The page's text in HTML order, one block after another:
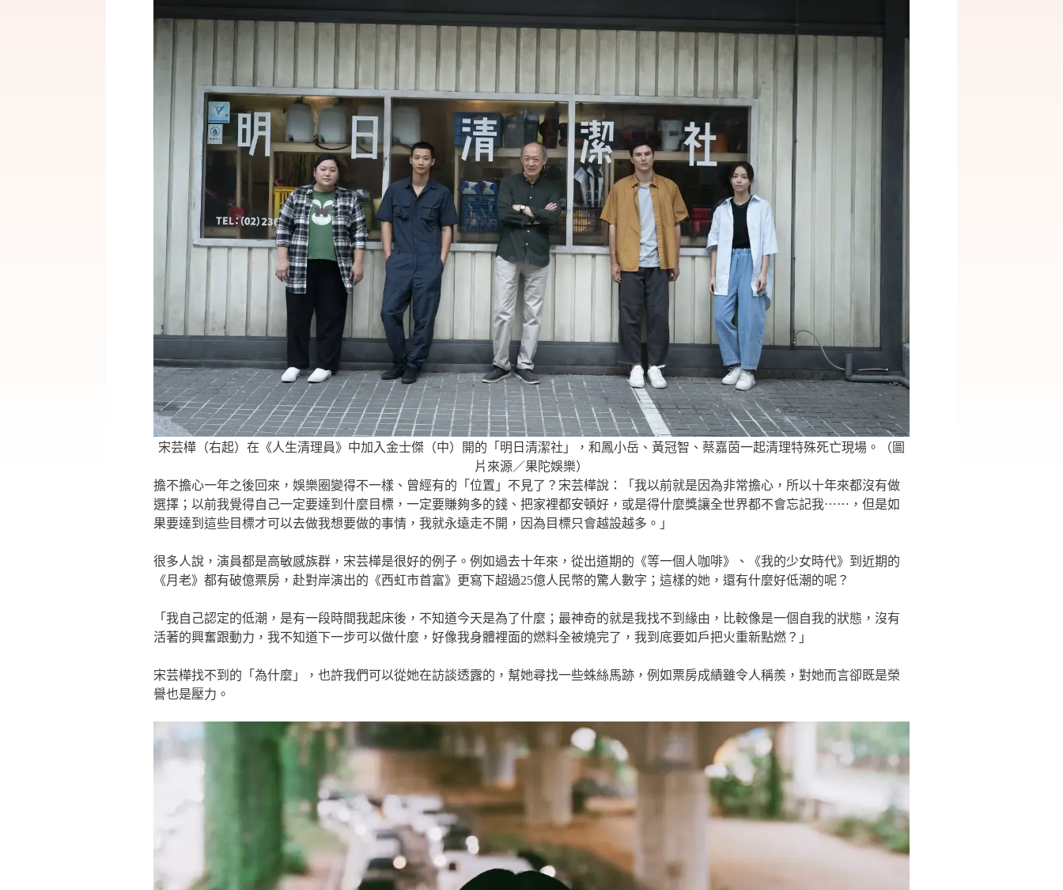
宋芸樺（右起）在《人生清理員》中加入金士傑（中）開的「明日清潔社」，和鳳小岳、黃冠智、蔡嘉茵一起清理特殊死亡現場。（圖
片來源／果陀娛樂）
擔不擔心一年之後回來，娛樂圈變得不一樣、曾經有的「位置」不見了？宋芸樺說：「我以前就是因為非常擔心，所以十年來都沒有做
選擇；以前我覺得自己一定要達到什麼目標，一定要賺夠多的錢、把家裡都安頓好，或是得什麼獎讓全世界都不會忘記我⋯⋯，但是如
果要達到這些目標才可以去做我想要做的事情，我就永遠走不開，因為目標只會越設越多。」
很多人說，演員都是高敏感族群，宋芸樺是很好的例子。例如過去十年來，從出道期的《等一個人咖啡》、《我的少女時代》到近期的
《月老》都有破億票房，赴對岸演出的《西虹市首富》更寫下超過25億人民幣的驚人數字；這樣的她，還有什麼好低潮的呢？
「我自己認定的低潮，是有一段時間我起床後，不知道今天是為了什麼；最神奇的就是我找不到緣由，比較像是一個自我的狀態，沒有
活著的興奮跟動力，我不知道下一步可以做什麼，好像我身體裡面的燃料全被燒完了，我到底要如戶把火重新點燃？」
宋芸樺找不到的「為什麼」，也許我們可以從她在訪談透露的，幫她尋找一些蛛絲馬跡，例如票房成績雖令人稱羨，對她而言卻既是榮
譽也是壓力。